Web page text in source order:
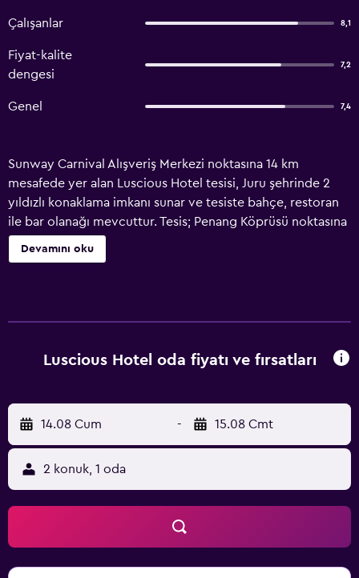
Çalışanlar 8,1
Fiyat-kalite
dengesi
7,2
Genel 7,4
Sunway Carnival Alışveriş Merkezi noktasına 14 km
mesafede yer alan Luscious Hotel tesisi, Juru şehrinde 2
yıldızlı konaklama imkanı sunar ve tesiste bahçe, restoran
ile bar olanağı mevcuttur. Tesis; Penang Köprüsü noktasına
yaklaşık 17 km, Queensbay Mall noktasına yaklaşık 24 km ve
1st Avenue Penang noktasına yaklaşık 27 km mesafededir.
mesafededir.
Devamını oku
Luscious Hotel oda fiyatı ve fırsatları
14.08 Cum - 15.08 Cmt
2 konuk, 1 oda